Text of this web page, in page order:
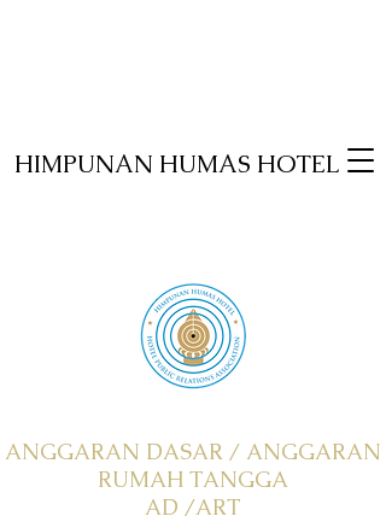
HIMPUNAN HUMAS HOTEL
ANGGARAN DASAR / ANGGARAN
RUMAH TANGGA
AD /ART